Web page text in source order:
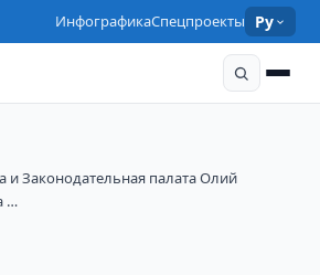
ИнфографикаСпецпроекты Ру
и Законодательная палата Олий
…